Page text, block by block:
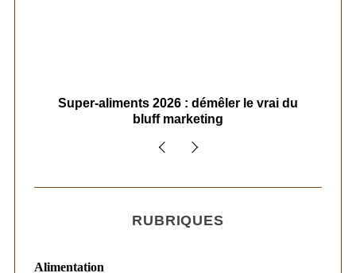
Super-aliments 2026 : démêler le vrai du
bluff marketing
RUBRIQUES
Alimentation